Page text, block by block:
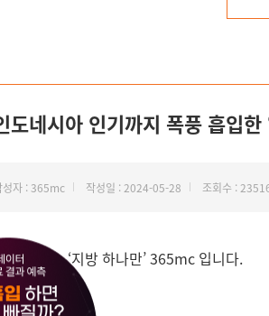
도네시아 인기까지 폭풍 흡입
성자 : 365mc 작성일 : 2024-05-28 조회수 :
녕하세요, ‘지방 하나만’ 365mc 입니다.